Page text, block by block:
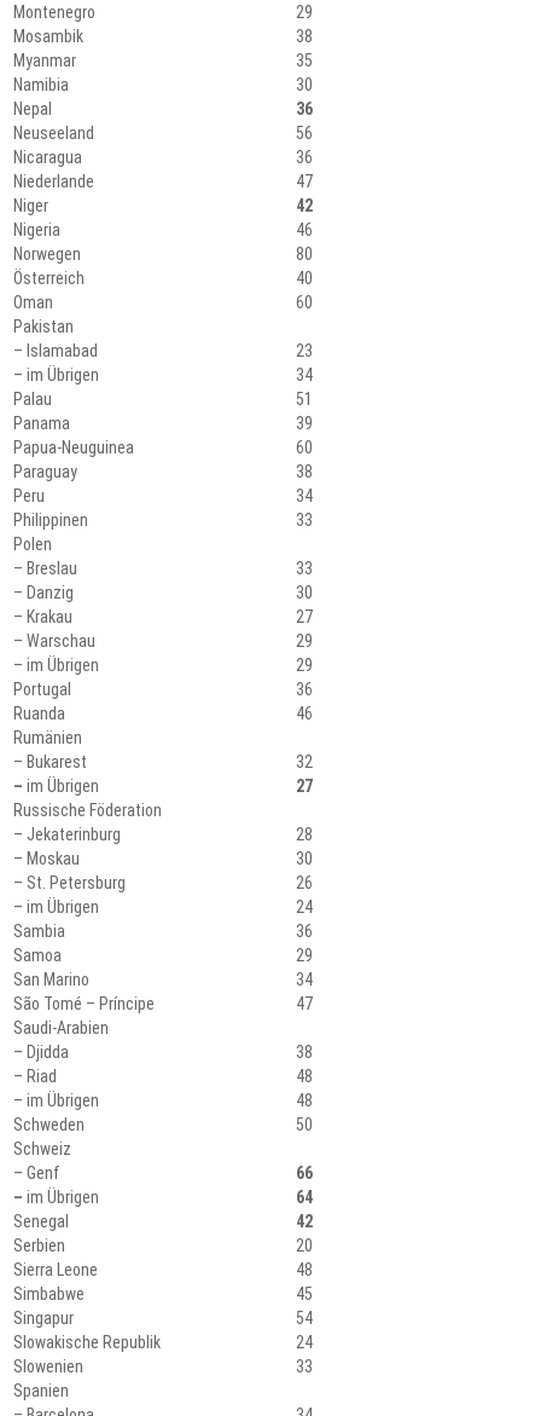
Montenegro
29
Mosambik
38
Myanmar
35
Namibia
30
Nepal
36
Neuseeland
56
Nicaragua
36
Niederlande
47
Niger
42
Nigeria
46
Norwegen
80
Österreich
40
Oman
60
Pakistan
– Islamabad
23
– im Übrigen
34
Palau
51
Panama
39
Papua-Neuguinea
60
Paraguay
38
Peru
34
Philippinen
33
Polen
– Breslau
33
– Danzig
30
– Krakau
27
– Warschau
29
– im Übrigen
29
Portugal
36
Ruanda
46
Rumänien
– Bukarest
32
– im Übrigen
27
Russische Föderation
– Jekaterinburg
28
– Moskau
30
– St. Petersburg
26
– im Übrigen
24
Sambia
36
Samoa
29
San Marino
34
São Tomé – Príncipe
47
Saudi-Arabien
– Djidda
38
– Riad
48
– im Übrigen
48
Schweden
50
Schweiz
– Genf
66
– im Übrigen
64
Senegal
42
Serbien
20
Sierra Leone
48
Simbabwe
45
Singapur
54
Slowakische Republik
24
Slowenien
33
Spanien